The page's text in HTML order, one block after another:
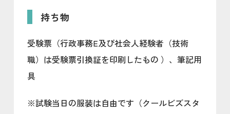
持ち物
受験票（行政事務E及び社会人経験者（技術
職）は受験票引換証を印刷したもの ）、筆記用
具
※試験当日の服装は自由です（クールビズスタ